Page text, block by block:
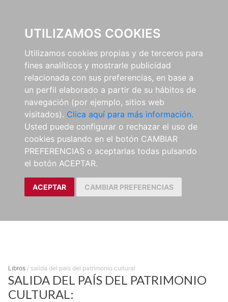
UTILIZAMOS COOKIES
Utilizamos cookies propias y de terceros para
fines analíticos y mostrarle publicidad
relacionada con sus preferencias, en base a
un perfil elaborado a partir de su hábitos de
navegación (por ejemplo, sitios web
visitados). Clica aquí para más información.
Usted puede configurar o rechazar el uso de
cookies puslando en el botón CAMBIAR
PREFERENCIAS o aceptarlas todas pulsando
el botón ACEPTAR.
ACEPTAR CAMBIAR PREFERENCIAS
Libros / salida del país del patrimonio cultural
SALIDA DEL PAÍS DEL PATRIMONIO
CULTURAL: